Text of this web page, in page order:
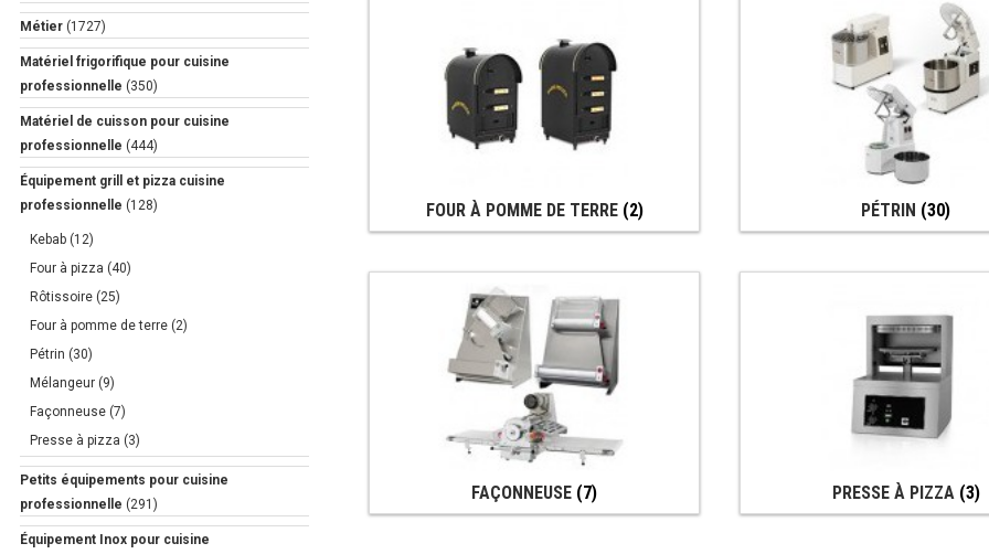
FOUR À POMME DE TERRE (2) PÉTRIN (30)
FAÇONNEUSE (7) PRESSE À PIZZA (3)
Métier (1727)
Matériel frigorifique pour cuisine
professionnelle (350)
Matériel de cuisson pour cuisine
professionnelle (444)
Équipement grill et pizza cuisine
professionnelle (128)
Kebab (12)
Four à pizza (40)
Rôtissoire (25)
Four à pomme de terre (2)
Pétrin (30)
Mélangeur (9)
Façonneuse (7)
Presse à pizza (3)
Petits équipements pour cuisine
professionnelle (291)
Équipement Inox pour cuisine